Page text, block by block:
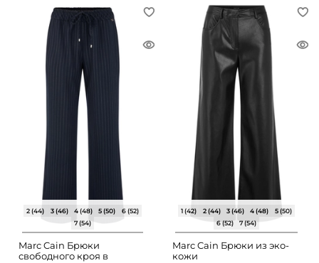
2 (44) 3 (46) 4 (48) 5 (50)
6 (52)
7 (54)
Marc Cain Брюки
свободного кроя в
1 (42) 2 (44) 3 (46) 4 (48)
5 (50)
6 (52)
7 (54)
Marc Cain Брюки из эко-
кожи